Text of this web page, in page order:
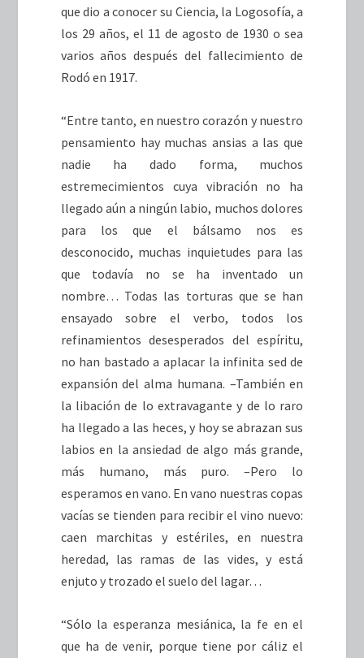
que dio a conocer su Ciencia, la Logosofía, a
los 29 años, el 11 de agosto de 1930 o sea
varios años después del fallecimiento de
Rodó en 1917.
“Entre tanto, en nuestro corazón y nuestro
pensamiento hay muchas ansias a las que
nadie ha dado forma, muchos
estremecimientos cuya vibración no ha
llegado aún a ningún labio, muchos dolores
para los que el bálsamo nos es
desconocido, muchas inquietudes para las
que todavía no se ha inventado un
nombre… Todas las torturas que se han
ensayado sobre el verbo, todos los
refinamientos desesperados del espíritu,
no han bastado a aplacar la infinita sed de
expansión del alma humana. –También en
la libación de lo extravagante y de lo raro
ha llegado a las heces, y hoy se abrazan sus
labios en la ansiedad de algo más grande,
más humano, más puro. –Pero lo
esperamos en vano. En vano nuestras copas
vacías se tienden para recibir el vino nuevo:
caen marchitas y estériles, en nuestra
heredad, las ramas de las vides, y está
enjuto y trozado el suelo del lagar…
“Sólo la esperanza mesiánica, la fe en el
que ha de venir, porque tiene por cáliz el